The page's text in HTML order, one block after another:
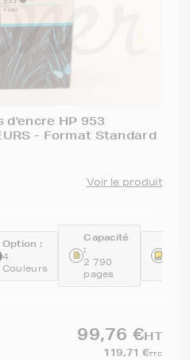
d'encre HP 953
- Format Standard
Voir le produit
Option :
4
Couleurs
Capacité
:
2 790
pages
99,76 €HT
119,71 €TTC